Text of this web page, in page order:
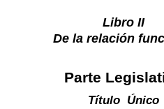
Libro II
De la relación
Parte
Título Único